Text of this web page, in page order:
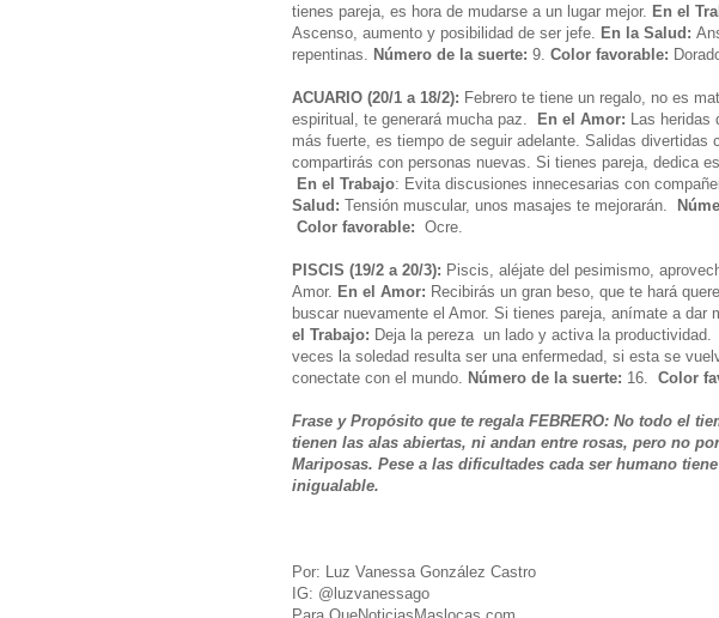
tienes pareja, es hora de mudarse a un lugar mejor. En el
Ascenso, aumento y posibilidad de ser jefe. En la Salud:
repentinas. Número de la suerte: 9. Color favorable:
ACUARIO (20/1 a 18/2): Febrero te tiene un regalo, no es
espiritual, te generará mucha paz. En el Amor: Las heridas
más fuerte, es tiempo de seguir adelante. Salidas divertidas
compartirás con personas nuevas. Si tienes pareja, dedica
En el Trabajo: Evita discusiones innecesarias con
Salud: Tensión muscular, unos masajes te mejorarán.
Color favorable: Ocre.
PISCIS (19/2 a 20/3): Piscis, aléjate del pesimismo,
Amor. En el Amor: Recibirás un gran beso, que te hará
buscar nuevamente el Amor. Si tienes pareja, anímate a dar
el Trabajo: Deja la pereza un lado y activa la productividad.
veces la soledad resulta ser una enfermedad, si esta se
conectate con el mundo. Número de la suerte: 16. Color
Frase y Propósito que te regala FEBRERO: No todo el
tienen las alas abiertas, ni andan entre rosas, pero no
Mariposas. Pese a las dificultades cada ser humano
inigualable.
Por: Luz Vanessa González Castro
IG: @luzvanessago